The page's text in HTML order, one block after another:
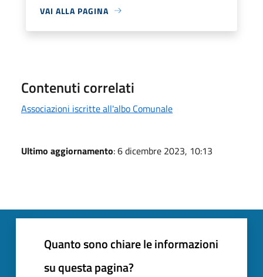
VAI ALLA PAGINA
Contenuti correlati
Associazioni iscritte all'albo Comunale
Ultimo aggiornamento: 6 dicembre 2023, 10:13
Quanto sono chiare le informazioni
su questa pagina?